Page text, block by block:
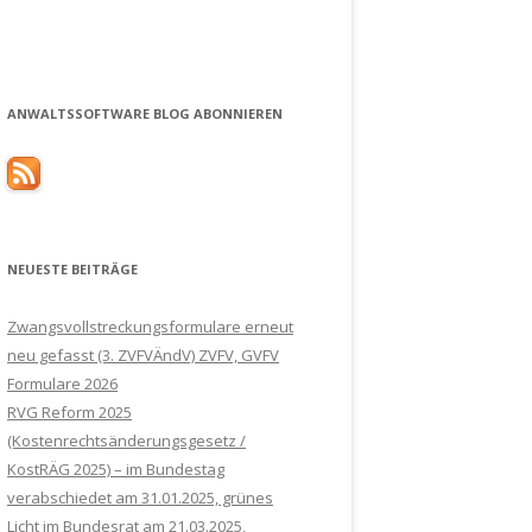
ANWALTSSOFTWARE BLOG ABONNIEREN
NEUESTE BEITRÄGE
Zwangsvollstreckungsformulare erneut
neu gefasst (3. ZVFVÄndV) ZVFV, GVFV
Formulare 2026
RVG Reform 2025
(Kostenrechtsänderungsgesetz /
KostRÄG 2025) – im Bundestag
verabschiedet am 31.01.2025, grünes
Licht im Bundesrat am 21.03.2025,